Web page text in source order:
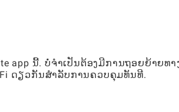
app ນີ້. ບໍ່ຈໍາເປັນຕ້ອງມີການຖອຍຍ້າຍທາ
ດຽວກັນສໍາລັບການຄວບຄຸມທັນທີ.